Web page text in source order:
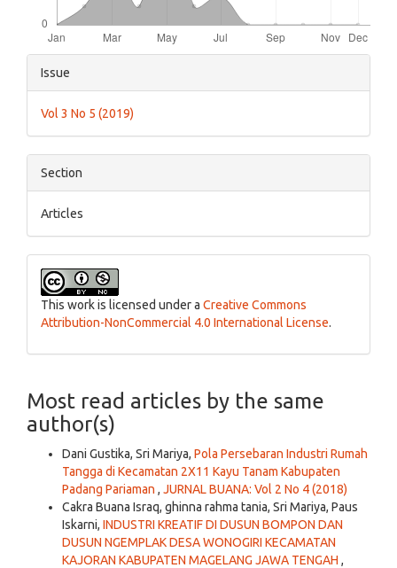
Article
Details
Issue
Vol 3 No 5 (2019)
Section
Articles
This work is licensed under a Creative Commons
Attribution-NonCommercial 4.0 International License.
Most read articles by the same
author(s)
Dani Gustika, Sri Mariya, Pola Persebaran Industri Rumah
Tangga di Kecamatan 2X11 Kayu Tanam Kabupaten
Padang Pariaman , JURNAL BUANA: Vol 2 No 4 (2018)
Cakra Buana Israq, ghinna rahma tania, Sri Mariya, Paus
Iskarni, INDUSTRI KREATIF DI DUSUN BOMPON DAN
DUSUN NGEMPLAK DESA WONOGIRI KECAMATAN
KAJORAN KABUPATEN MAGELANG JAWA TENGAH ,